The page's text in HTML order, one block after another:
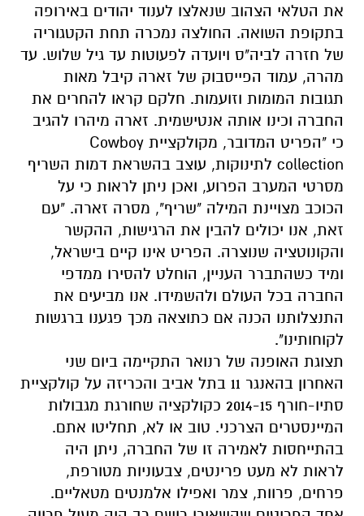
את הטלאי הצהוב שנאלצו לענוד יהודים באירופה
בתקופת השואה. החולצה נמכרה תחת הקטגוריה
של חזרה לביה"ס ויועדה לפעוטות עד גיל שלוש. עד
מהרה, עמוד הפייסבוק של זארה קיבל מאות
תגובות המומות וזועמות. חלקם קראו להחרים את
החברה וכינו אותה אנטישמית. זארה מיהרו להגיב
כי "הפריט המדובר, מקולקציית Cowboy
collection לתינוקות, עוצב בהשראת דמות השריף
מסרטי המערב הפרוע, ואכן ניתן לראות כי על
הכוכב מצויינת המילה "שריף", מסרה זארה. "עם
זאת, אנו יכולים להבין את הרגישות, ההקשר
והקונוטציה שנוצרה. הפריט אינו קיים בישראל,
ומיד כשהתברר העניין, הוחלט להסירו ממדפי
החברה בכל העולם ולהשמידו. אנו מביעים את
התנצלותנו הכנה אם כתוצאה מכך פגענו ברגשות
לקוחותינו".
תצוגת האופנה של רנואר התקיימה ביום שני
האחרון בהאנגר 11 בתל אביב והכריזה על קולקציית
סתיו-חורף 2014-15 כקולקציה שחורגת מגבולות
המיינסטרים הצרכני. טוב או לא, תחליטו אתם.
בהתייחסות לאמירה זו של החברה, ניתן היה
לראות לא מעט פרינטים, צבעוניות מטורפת,
פרחים, פרוות, צמר ואפילו אלמנטים מטאליים.